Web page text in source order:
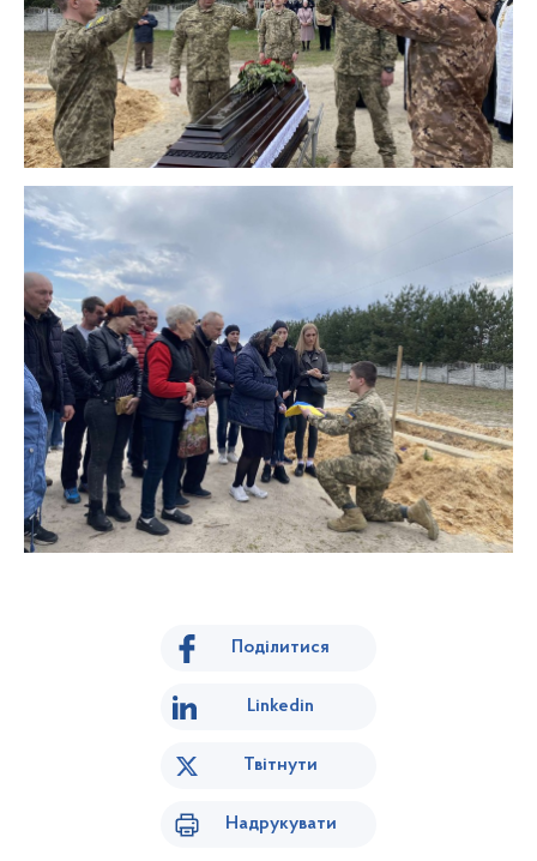
Поділитися
Linkedin
Твітнути
Надрукувати